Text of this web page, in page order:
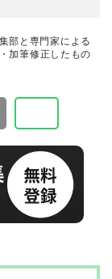
り、その経験か
のゲーマー関西
ーム系ガジェッ
スやマッサージ
定！
で、毎月3日に
提供するWEBメ
ユーザーが気に
家や自社検証機
め、その良し悪
部と専門家による
加筆修正したもの